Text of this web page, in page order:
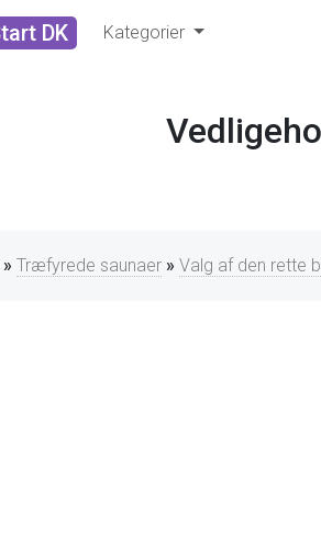
DK Kategorier
» Træfyrede saunaer » Valg af den rette